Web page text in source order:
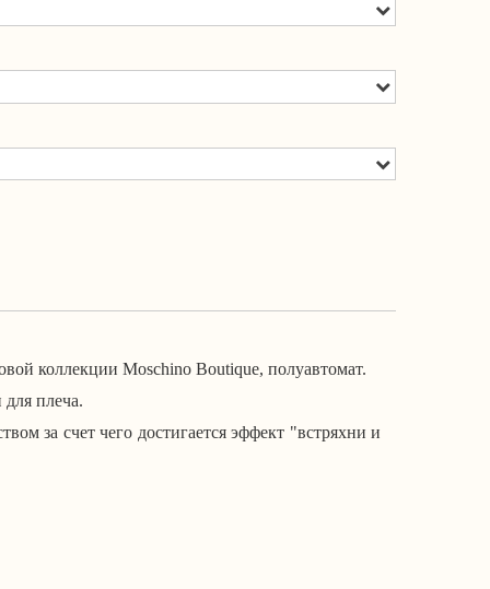
коллекции Moschino Boutique, полуавтомат.
плеча.
за счет чего достигается эффект "встряхни и